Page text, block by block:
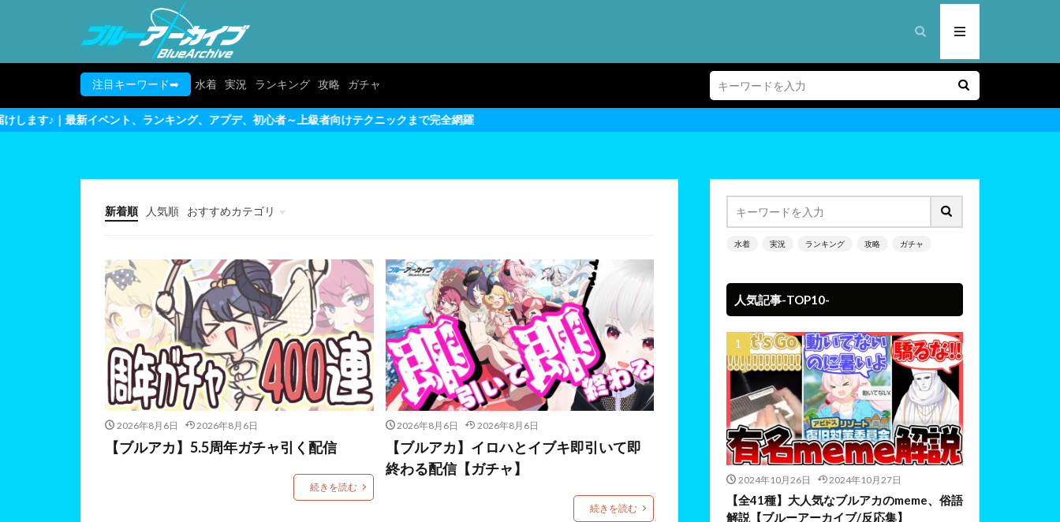
注目キーワード➡ 水着 実況 ランキング 攻略 ガチャ
ンキング、アプデ、初心者～上級者向けテクニックまで完全網羅
新着順 人気順
おすすめカテゴリ
最新情報・攻略テクニックまとめ
ガチ勢のライブ実況
2026年8月6日 2026年8月6日
【ブルアカ】5.5周年ガチャ引く配信
続きを読む
2026年8月6日 2026年8月6日
【ブルアカ】イロハとイブキ即引いて即
終わる配信【ガチャ】
続きを読む
水着 実況 ランキング 攻略 ガチャ
人気記事-TOP10-
2024年10月26日 2024年10月27日
【全41種】大人気なブルアカのmeme、俗語
解説【ブルーアーカイブ/反応集】